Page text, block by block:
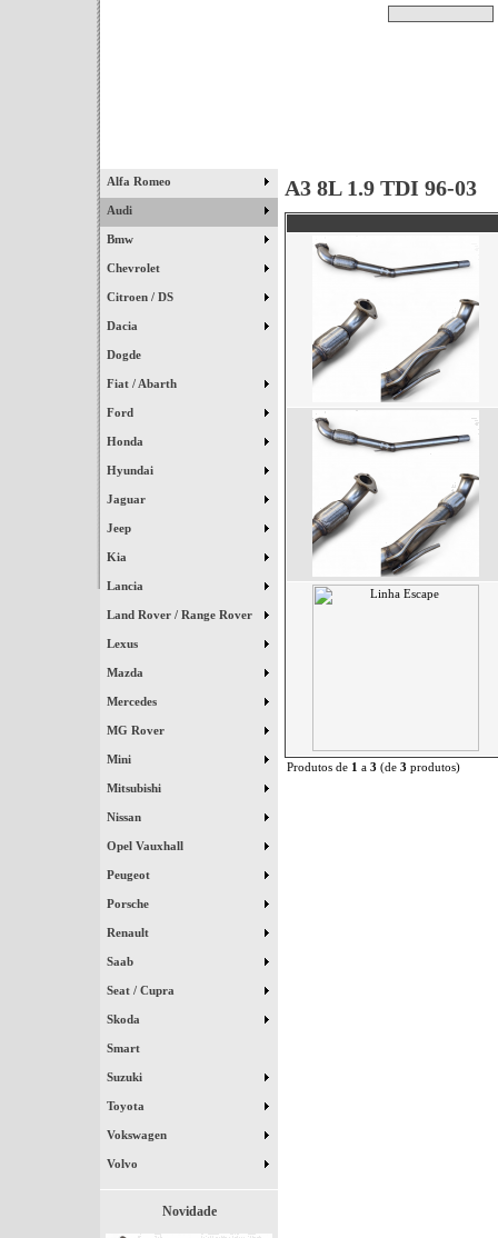
Alfa Romeo
Audi
Bmw
Chevrolet
Citroen / DS
Dacia
Dogde
Fiat / Abarth
Ford
Honda
Hyundai
Jaguar
Jeep
Kia
Lancia
Land Rover / Range Rover
Lexus
Mazda
Mercedes
MG Rover
Mini
Mitsubishi
Nissan
Opel Vauxhall
Peugeot
Porsche
Renault
Saab
Seat / Cupra
Skoda
Smart
Suzuki
Toyota
Vokswagen
Volvo
Novidade
A3 8L 1.9 TDI 96-03
Produtos de 1 a 3 (de 3 produtos)